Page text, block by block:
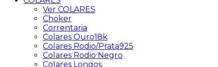
Ver COLARES
Choker
Correntaria
Colares Ouro18k
Colares Rodio/Prata925
Colares Rodio Negro
Colares Longos